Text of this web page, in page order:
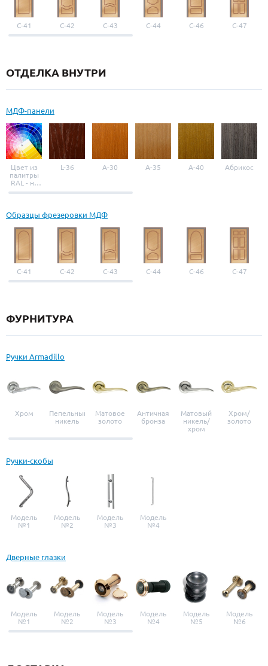
С-41 С-42 С-43 С-44 С-46 С-47
ОТДЕЛКА ВНУТРИ
МДФ-панели
Цвет из
палитры
RAL - на
выбор
L-36 A-30 A-35 A-40 Абрикос
Образцы фрезеровки МДФ
С-41 С-42 С-43 С-44 С-46 С-47
ФУРНИТУРА
Ручки Armadillo
Хром
Пепельный
никель
Матовое
золото
Античная
бронза
Матовый
никель/
хром
Хром/
золото
Ручки-скобы
Модель
№1
Модель
№2
Модель
№3
Модель
№4
Дверные глазки
Модель
№1
Модель
№2
Модель
№3
Модель
№4
Модель
№5
Модель
№6